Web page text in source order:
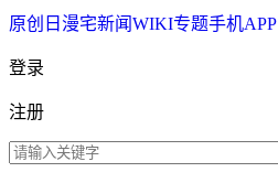
原创 日漫宅新闻WIKI专题手机APP
登录
注册